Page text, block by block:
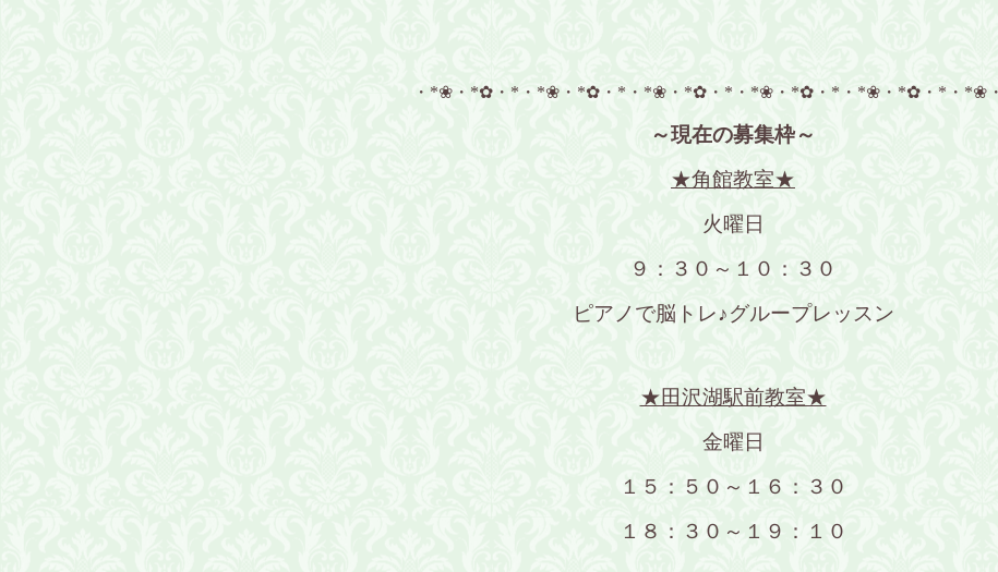
・*❀・*✿・*・*❀・*✿・*・*❀・*✿・*・*❀・*✿・*・*❀・*✿・*・*❀
～現在の募集枠～
★角館教室★
火曜日
９：３０～１０：３０
ピアノで脳トレ♪グループレッスン
★田沢湖駅前教室★
金曜日
１５：５０～１６：３０
１８：３０～１９：１０